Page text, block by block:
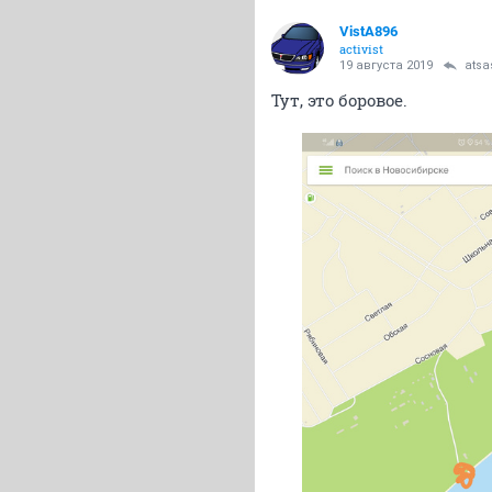
VistA896
activist
19 августа 2019
Тут, это боровое.